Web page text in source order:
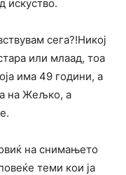
искуство.
сега?!Никој
или млаад, тоа
има 49 години, а
на Жељко, а
на снимањето
теми кои ја